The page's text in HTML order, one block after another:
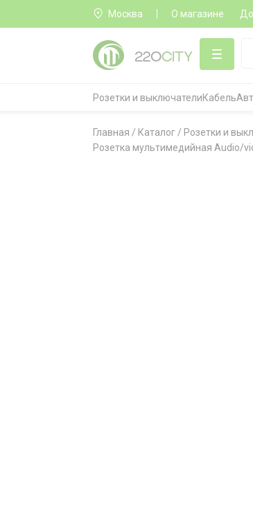
Москва О магазине
Розетки и выключателиКабель
Главная / Каталог / Розетки и
Розетка мультимедийная Audio/